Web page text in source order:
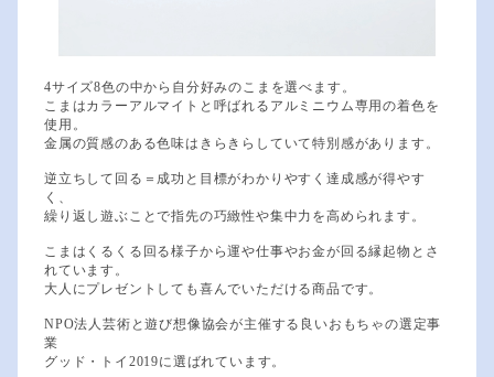
4サイズ8色の中から自分好みのこまを選べます。
こまはカラーアルマイトと呼ばれるアルミニウム専用の着色を
使用。
金属の質感のある色味はきらきらしていて特別感があります。
逆立ちして回る＝成功と目標がわかりやすく達成感が得やす
く、
繰り返し遊ぶことで指先の巧緻性や集中力を高められます。
こまはくるくる回る様子から運や仕事やお金が回る縁起物とさ
れています。
大人にプレゼントしても喜んでいただける商品です。
NPO法人芸術と遊び想像協会が主催する良いおもちゃの選定事
業
グッド・トイ2019に選ばれています。